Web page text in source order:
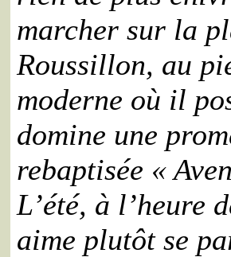
marcher sur la
Roussillon, au
moderne où il
domine une
rebaptisée «
L’été, à l’heure
aime plutôt se